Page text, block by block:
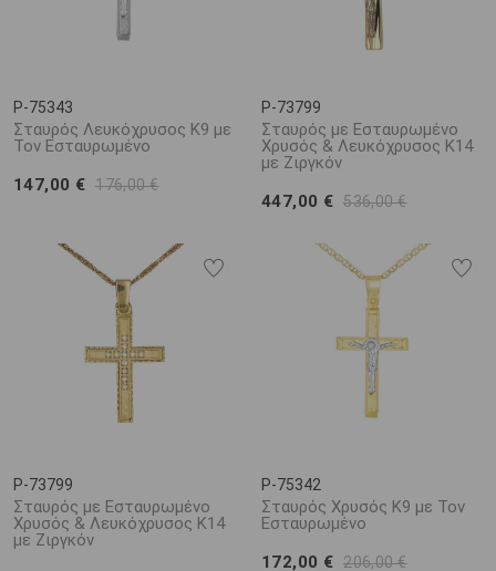
P-75343
Σταυρός Λευκόχρυσος Κ9 με
Τον Εσταυρωμένο
147,00 € 176,00 €
P-73799
Σταυρός με Εσταυρωμένο
Χρυσός & Λευκόχρυσος Κ14
με Ζιργκόν
447,00 € 536,00 €
P-73799
Σταυρός με Εσταυρωμένο
Χρυσός & Λευκόχρυσος Κ14
με Ζιργκόν
P-75342
Σταυρός Χρυσός Κ9 με Τον
Εσταυρωμένο
172,00 € 206,00 €